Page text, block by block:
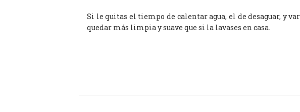
Si le quitas el tiempo de calentar agua, el de desaguar, y
quedar más limpia y suave que si la lavases en casa.